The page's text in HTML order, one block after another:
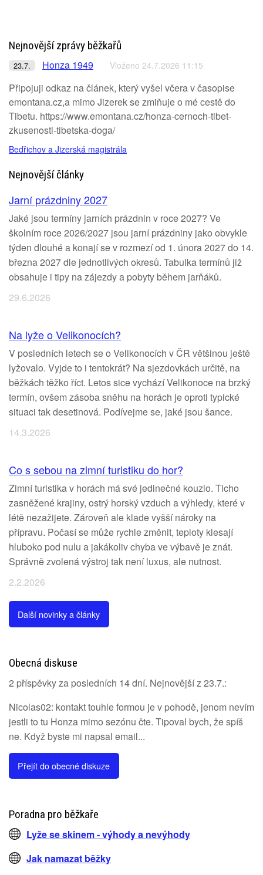
Nejnovější zprávy běžkařů
23.7. Honza 1949 Vloženo 24.7.2026 11:15
Připojuji odkaz na článek, který vyšel včera v časopise
emontana.cz,a mimo Jizerek se zmiňuje o mé cestě do
Tibetu. https://www.emontana.cz/honza-cernoch-tibet-
zkusenosti-tibetska-doga/
Bedřichov a Jizerská magistrála
Nejnovější články
Jarní prázdniny 2027
Jaké jsou termíny jarních prázdnin v roce 2027? Ve
školním roce 2026/2027 jsou jarní prázdniny jako obvykle
týden dlouhé a konají se v rozmezí od 1. února 2027 do 14.
března 2027 dle jednotlivých okresů. Tabulka termínů již
obsahuje i tipy na zájezdy a pobyty během jarňáků.
29.6.2026
Na lyže o Velikonocích?
V posledních letech se o Velikonocích v ČR většinou ještě
lyžovalo. Vyjde to i tentokrát? Na sjezdovkách určitě, na
běžkách těžko říct. Letos sice vychází Velikonoce na brzký
termín, ovšem zásoba sněhu na horách je oproti typické
situaci tak desetinová. Podívejme se, jaké jsou šance.
14.3.2026
Co s sebou na zimní turistiku do hor?
Zimní turistika v horách má své jedinečné kouzlo. Ticho
zasněžené krajiny, ostrý horský vzduch a výhledy, které v
létě nezažijete. Zároveň ale klade vyšší nároky na
přípravu. Počasí se může rychle změnit, teploty klesají
hluboko pod nulu a jakákoliv chyba ve výbavě je znát.
Správně zvolená výstroj tak není luxus, ale nutnost.
2.2.2026
Další novinky a články
Obecná diskuse
2 příspěvky za posledních 14 dní. Nejnovější z 23.7.:
Nicolas02: kontakt touhle formou je v pohodě, jenom nevím
jestli to tu Honza mimo sezónu čte. Tipoval bych, že spíš
ne. Když byste mi napsal email...
Přejít do obecné diskuze
Poradna pro běžkaře
Lyže se skinem - výhody a nevýhody
Jak namazat běžky